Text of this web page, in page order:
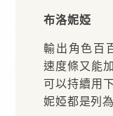
布洛妮婭
輸出角色百
速度條又能
可以持續用
妮婭都是列為